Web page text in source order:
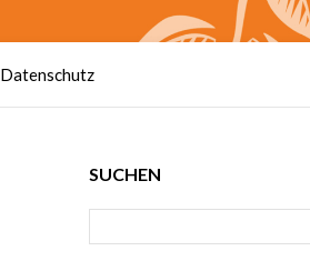
Datenschutz
SUCHEN